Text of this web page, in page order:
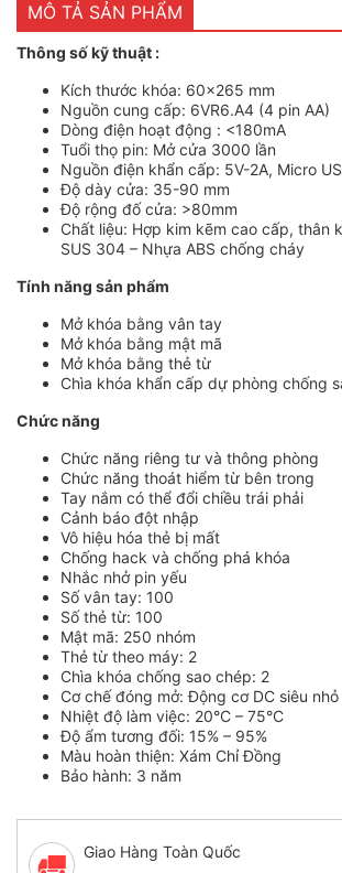
MÔ TẢ SẢN PHẨM
Thông số kỹ thuật :
Kích thước khóa: 60×265 mm
Nguồn cung cấp: 6VR6.A4 (4 pin AA)
Dòng điện hoạt động : <180mA
Tuổi thọ pin: Mở cửa 3000 lần
Nguồn điện khẩn cấp: 5V-2A, Micro
Độ dày cửa: 35-90 mm
Độ rộng đố cửa: >80mm
Chất liệu: Hợp kim kẽm cao cấp, thân
SUS 304 – Nhựa ABS chống cháy
Tính năng sản phẩm
Mở khóa bằng vân tay
Mở khóa bằng mật mã
Mở khóa bằng thẻ từ
Chìa khóa khẩn cấp dự phòng chống
Chức năng
Chức năng riêng tư và thông phòng
Chức năng thoát hiểm từ bên trong
Tay nắm có thể đổi chiều trái phải
Cảnh báo đột nhập
Vô hiệu hóa thẻ bị mất
Chống hack và chống phá khóa
Nhắc nhở pin yếu
Số vân tay: 100
Số thẻ từ: 100
Mật mã: 250 nhóm
Thẻ từ theo máy: 2
Chìa khóa chống sao chép: 2
Cơ chế đóng mở: Động cơ DC siêu nhỏ
Nhiệt độ làm việc: 20°C – 75°C
Độ ẩm tương đối: 15% – 95%
Màu hoàn thiện: Xám Chỉ Đồng
Bảo hành: 3 năm
Giao Hàng Toàn Quốc